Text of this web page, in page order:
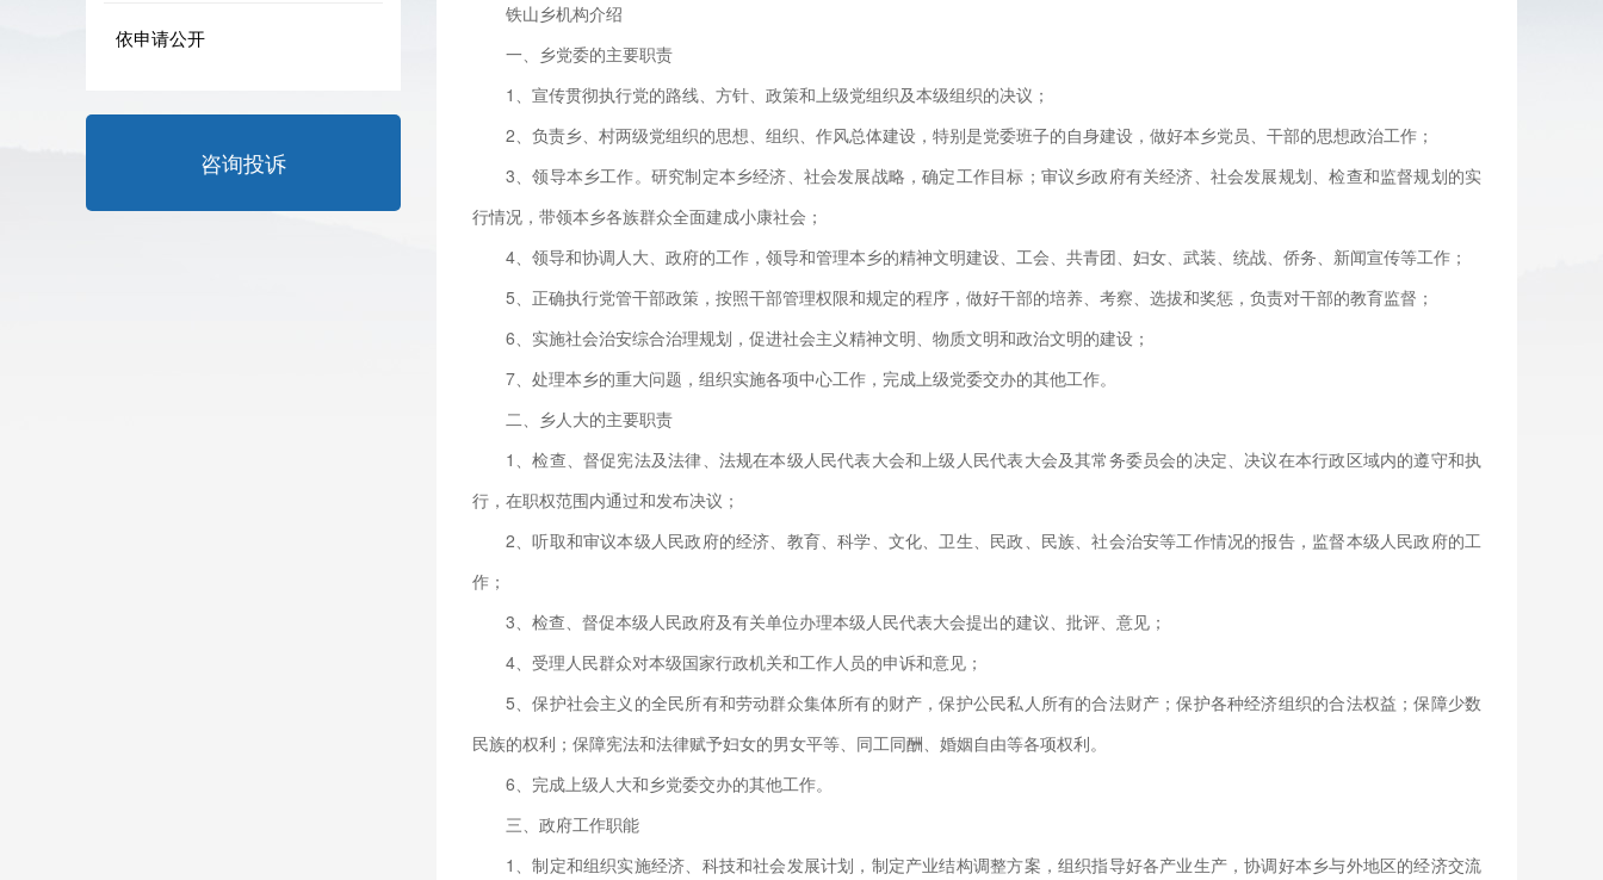
依申请公开
咨询投诉
铁山乡机构介绍
一、乡党委的主要职责
1、宣传贯彻执行党的路线、方针、政策和上级党组织及本级组织的决议；
2、负责乡、村两级党组织的思想、组织、作风总体建设，特别是党委班子的自身建设，做好本乡党员、干部的思想政治工作；
3、领导本乡工作。研究制定本乡经济、社会发展战略，确定工作目标；审议乡政府有关经济、社会发展规划、检查和监督规划的实
行情况，带领本乡各族群众全面建成小康社会；
4、领导和协调人大、政府的工作，领导和管理本乡的精神文明建设、工会、共青团、妇女、武装、统战、侨务、新闻宣传等工作；
5、正确执行党管干部政策，按照干部管理权限和规定的程序，做好干部的培养、考察、选拔和奖惩，负责对干部的教育监督；
6、实施社会治安综合治理规划，促进社会主义精神文明、物质文明和政治文明的建设；
7、处理本乡的重大问题，组织实施各项中心工作，完成上级党委交办的其他工作。
二、乡人大的主要职责
1、检查、督促宪法及法律、法规在本级人民代表大会和上级人民代表大会及其常务委员会的决定、决议在本行政区域内的遵守和执
行，在职权范围内通过和发布决议；
2、听取和审议本级人民政府的经济、教育、科学、文化、卫生、民政、民族、社会治安等工作情况的报告，监督本级人民政府的工
作；
3、检查、督促本级人民政府及有关单位办理本级人民代表大会提出的建议、批评、意见；
4、受理人民群众对本级国家行政机关和工作人员的申诉和意见；
5、保护社会主义的全民所有和劳动群众集体所有的财产，保护公民私人所有的合法财产；保护各种经济组织的合法权益；保障少数
民族的权利；保障宪法和法律赋予妇女的男女平等、同工同酬、婚姻自由等各项权利。
6、完成上级人大和乡党委交办的其他工作。
三、政府工作职能
1、制定和组织实施经济、科技和社会发展计划，制定产业结构调整方案，组织指导好各产业生产，协调好本乡与外地区的经济交流